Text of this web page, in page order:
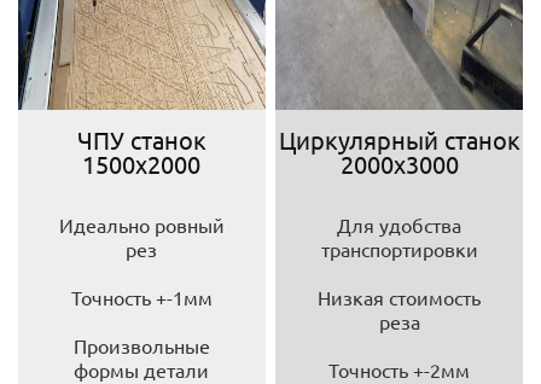
ЧПУ станок
1500х2000
Идеально ровный
рез
Точность +-1мм
Произвольные
формы детали
Циркулярный станок
2000х3000
Для удобства
транспортировки
Низкая стоимость
реза
Точность +-2мм